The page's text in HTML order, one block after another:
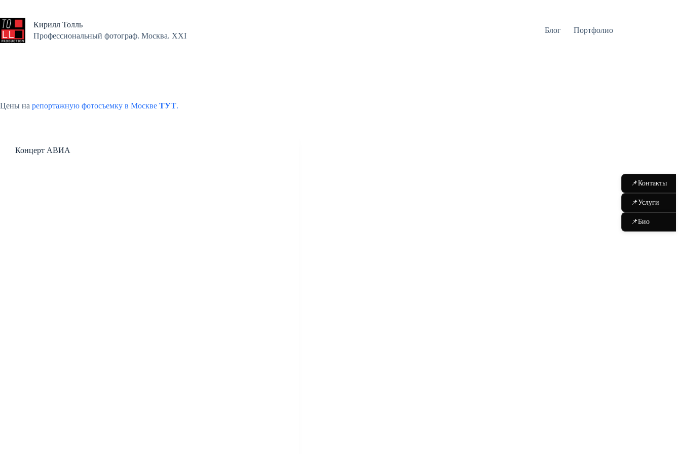
сути
Кирилл Толль
Профессиональный фотограф. Москва. XXI
Блог Портфолио
Цены на репортажную фотосъемку в Москве ТУТ.
Концерт АВИА
📌Контакты
📌Услуги
📌Био